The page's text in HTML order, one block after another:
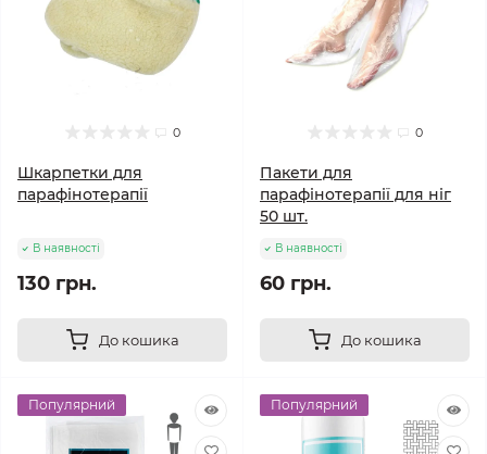
0
Шкарпетки для
парафінотерапії
В наявності
130 грн.
До кошика
0
Пакети для
парафінотерапії для ніг
50 шт.
В наявності
60 грн.
До кошика
Популярний Популярний